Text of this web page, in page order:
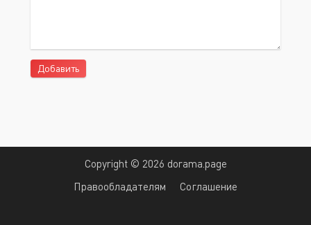
Добавить
Copyright © 2026 dorama.page
Правообладателям
Соглашение